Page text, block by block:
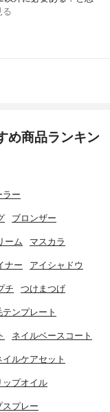
る
め商品ランキン
ラー
ブロンザー
ーム マスカラ
ナー アイシャドウ
チ つけまつげ
テンプレート
ネイルベースコート
イルケアセット
ップオイル
スプレー